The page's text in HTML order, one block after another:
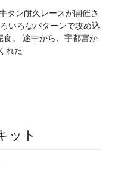
タン耐久レースが開催さ
いろなパターンで攻め込
食。 途中から、宇都宮か
れた
ット